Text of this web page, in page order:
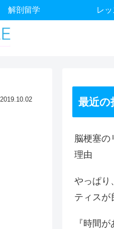
解剖留学 レ
2019.10.02 最近の
脳梗塞の
理由
やっぱり
ティス
『時間